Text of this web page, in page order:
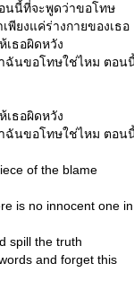
นนี้ที่จะพูดว่าขอโทษ
พียงแค่ร่างกายของเธอ
ธอผิดหวัง
ฉันขอโทษใช่ไหม ตอน
ธอผิดหวัง
ฉันขอโทษใช่ไหม ตอน
of the blame
is no innocent one
spill the truth
and forget this